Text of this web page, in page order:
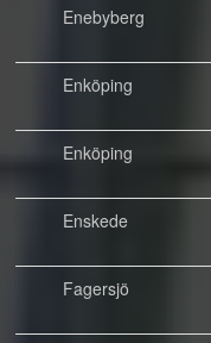
Enebyberg
Enköping
Enköping
Enskede
Fagersjö